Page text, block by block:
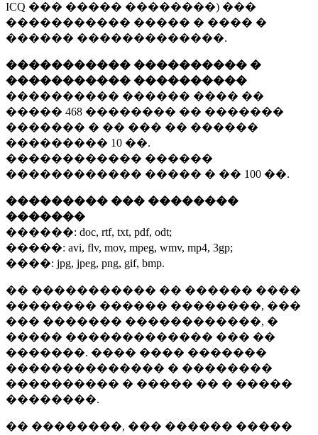
ICQ ��� ����� ��������) ���
����������� ����� � ���� �
������ �������������.
����������� ���������� �
����������� ����������
���������� ������ ���� ��
����� 468 �������� �� �������
������� � �� ��� �� ������
��������� 10 ��.
������������ ������
������������ ����� � �� 100 ��.
��������� ��� ��������
�������
������: doc, rtf, txt, pdf, odt;
�����: avi, flv, mov, mpeg, wmv, mp4, 3gp;
����: jpg, jpeg, png, gif, bmp.
�� ����������� �� ������ ����
�������� ������ ��������, ���
��� ������� ������������, �
����� ������������� ��� ��
�������. ���� ���� �������
�������������� � ��������
���������� � ����� �� � �����
��������.
�� ��������, ��� ������ �����